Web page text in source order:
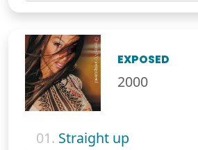
EXPOSED
2000
01. Straight up